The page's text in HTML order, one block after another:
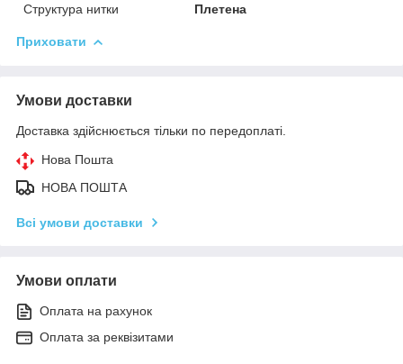
Структура нитки
Плетена
Приховати
Умови доставки
Доставка здійснюється тільки по передоплаті.
Нова Пошта
НОВА ПОШТА
Всі умови доставки
Умови оплати
Оплата на рахунок
Оплата за реквізитами